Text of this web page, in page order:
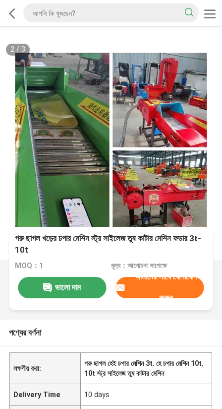
2/ 3
গরু ছাগল খড়ের চপার মেশিন স্ট্র সাইলেজ তুষ কাটার মেশিন ফডার 3t-
10t
MOQ：1 মূল্য：আলোচনা সাপেক্ষে
ভালো দাম
আমাদের সাথে যোগাযোগ
করুন
পণ্যের বর্ণনা
লক্ষণীয় করা:
গরু ছাগল হেই চপার মেশিন 3t,হে চপার মেশিন 10t,
10t স্ট্র সাইলেজ তুষ কাটার মেশিন
Delivery Time 10 days